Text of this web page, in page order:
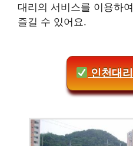
대리의 서비스를 이용하
즐길 수 있어요.
인천대